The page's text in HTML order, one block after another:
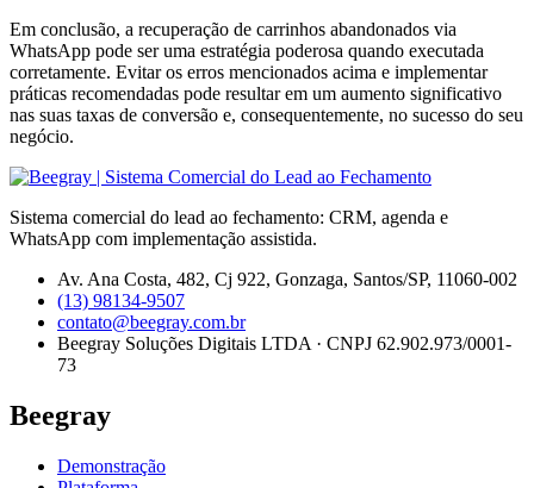
Em conclusão, a recuperação de carrinhos abandonados via
WhatsApp pode ser uma estratégia poderosa quando executada
corretamente. Evitar os erros mencionados acima e implementar
práticas recomendadas pode resultar em um aumento significativo
nas suas taxas de conversão e, consequentemente, no sucesso do seu
negócio.
Sistema comercial do lead ao fechamento: CRM, agenda e
WhatsApp com implementação assistida.
Av. Ana Costa, 482, Cj 922, Gonzaga, Santos/SP, 11060-002
(13) 98134-9507
contato@beegray.com.br
Beegray Soluções Digitais LTDA · CNPJ 62.902.973/0001-
73
Beegray
Demonstração